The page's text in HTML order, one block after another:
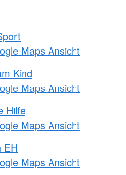
Maps Ansicht
Kind
Maps Ansicht
Hilfe
Maps Ansicht
EH
Maps Ansicht